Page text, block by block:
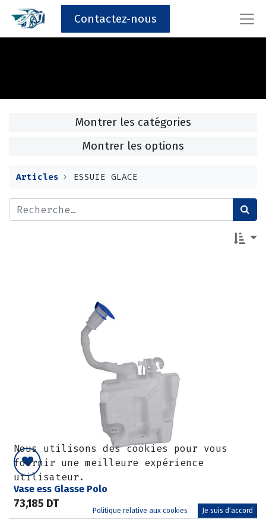
Contactez-nous
Montrer les catégories
Montrer les options
Articles ESSUIE GLACE
Vase ess Glasse Polo
73,185 DT
Nous utilisons des cookies pour vous
fournir une meilleure expérience
utilisateur.
Politique relative aux cookies Je suis d'accord